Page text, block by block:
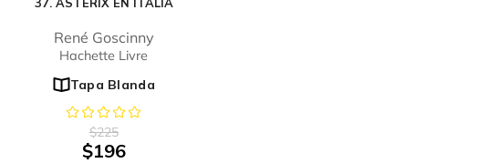
René Goscinny
Hachette Livre
Tapa Blanda
$225
$196